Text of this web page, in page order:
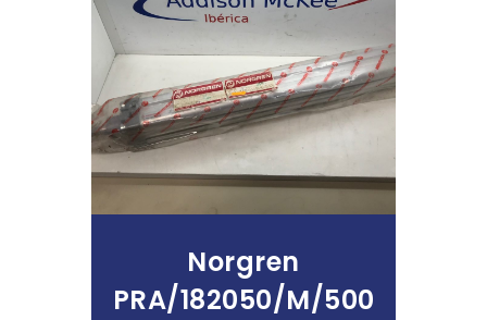
Leer Más
Norgren
PRA/182050/M/500